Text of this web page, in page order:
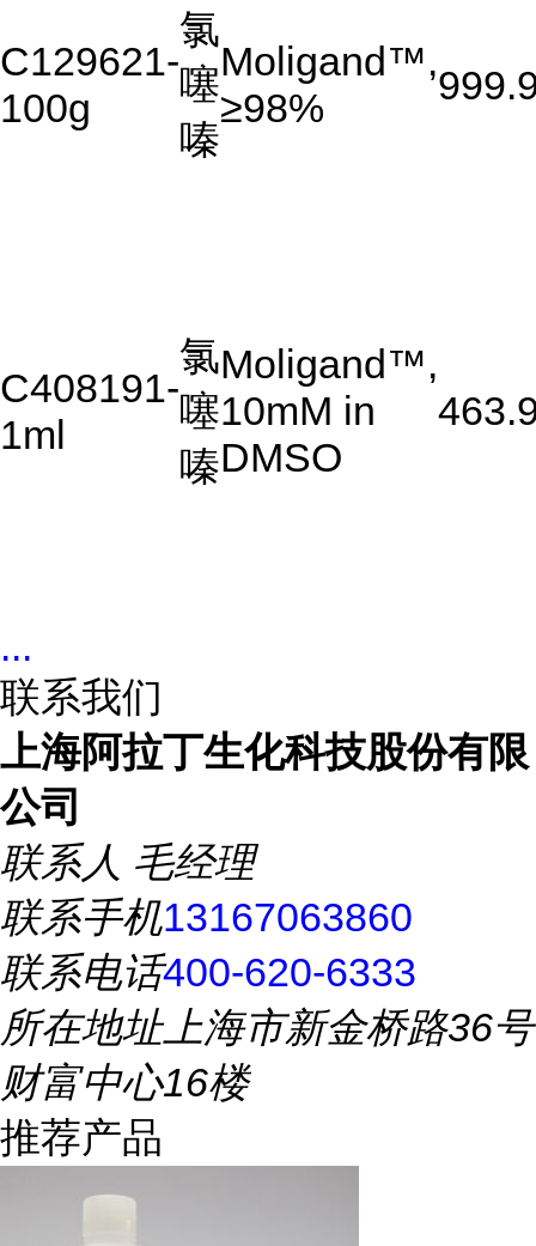
C129621-
100g
氯
噻
嗪
Moligand™,
≥98%
C408191-
1ml
氯
噻
嗪
Moligand™,
10mM in
DMSO
...
联系我们
上海阿拉丁生化科技股份有限
公司
联系人 毛经理
联系手机13167063860
联系电话400-620-6333
所在地址上海市新金桥路36号
财富中心16楼
推荐产品